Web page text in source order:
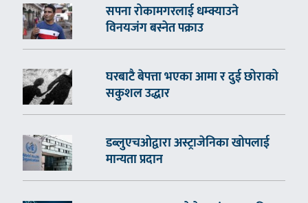
सपना रोकामगरलाई धम्क्याउने
विनयजंग बस्नेत पक्राउ
घरबाटै बेपत्ता भएका आमा र दुई छोराको
सकुशल उद्धार
डब्लुएचओद्वारा अस्ट्राजेनिका खोपलाई
मान्यता प्रदान